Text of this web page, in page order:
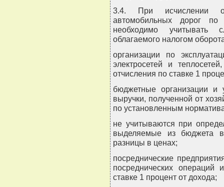
3.4. При исчислении
автомобильных дорог по
необходимо учитывать
облагаемого налогом
организации по
электросетей и
отчисления по ставке 1
бюджетные организации и
выручки, полученной от
по установленным
не учитываются при
выделяемые из бюджета
разницы в ценах;
посреднические
посреднических операций
ставке 1 процент от дохода;